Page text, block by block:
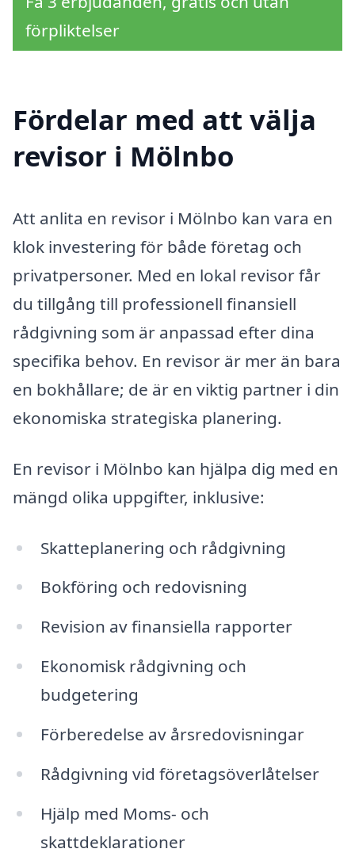
förpliktelser
Fördelar med att välja
revisor i Mölnbo
Att anlita en revisor i Mölnbo kan vara en
klok investering för både företag och
privatpersoner. Med en lokal revisor får
du tillgång till professionell finansiell
rådgivning som är anpassad efter dina
specifika behov. En revisor är mer än bara
en bokhållare; de är en viktig partner i din
ekonomiska strategiska planering.
En revisor i Mölnbo kan hjälpa dig med en
mängd olika uppgifter, inklusive:
Skatteplanering och rådgivning
Bokföring och redovisning
Revision av finansiella rapporter
Ekonomisk rådgivning och
budgetering
Förberedelse av årsredovisningar
Rådgivning vid företagsöverlåtelser
Hjälp med Moms- och
skattdeklarationer